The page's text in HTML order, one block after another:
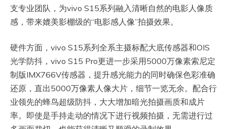
支专业团队，为vivo S15系列融入清晰自然的电影人像质
感，带来媲美影棚级的“电影感人像”拍摄效果。
硬件方面，vivo S15系列全系主摄标配大底传感器和OIS
光学防抖，vivo S15 Pro更进一步采用5000万像素索尼定
制版IMX766V传感器，提升感光能力的同时确保色彩准确
还原，直出5000万像素人像大片，细节一览无余。配合行
业领先的蜂鸟超级防抖，大大增加暗光拍摄画质和成片
率。即使是手持走动的情况下进行视频拍摄，无需进行过